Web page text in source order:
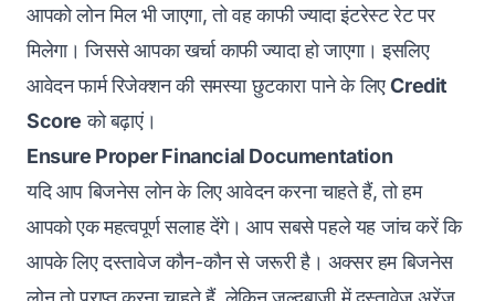
आपको लोन मिल भी जाएगा, तो वह काफी ज्यादा इंटरेस्ट रेट पर
मिलेगा। जिससे आपका खर्चा काफी ज्यादा हो जाएगा। इसलिए
आवेदन फार्म रिजेक्शन की समस्या छुटकारा पाने के लिएCredit
Score को बढ़ाएं।
Ensure Proper Financial Documentation
यदि आप बिजनेस लोन के लिए आवेदन करना चाहते हैं, तो हम
आपको एक महत्वपूर्ण सलाह देंगे। आप सबसे पहले यह जांच करें कि
आपके लिए दस्तावेज कौन-कौन से जरूरी है। अक्सर हम बिजनेस